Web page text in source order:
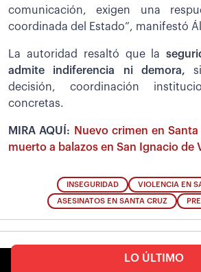
LO ÚLTIMO
comunicación, exigen una
coordinada del Estado”, manifestó
La autoridad resaltó que la
admite indiferencia ni demora,
decisión, coordinación
concretas.
MIRA AQUÍ:
Nuevo crimen en
muerto a balazos en San Ignacio de
INSEGURIDAD VIOLENCIA EN
ASESINATOS EN SANTA CRUZ